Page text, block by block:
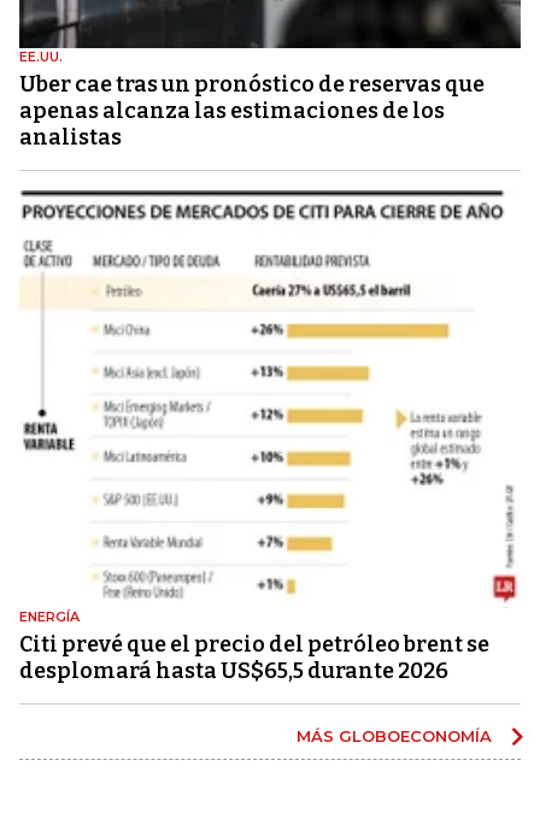
EE.UU.
Uber cae tras un pronóstico de reservas que
apenas alcanza las estimaciones de los
analistas
ENERGÍA
Citi prevé que el precio del petróleo brent se
desplomará hasta US$65,5 durante 2026
MÁS GLOBOECONOMÍA